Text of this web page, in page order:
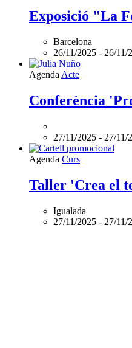
Exposició "La
Barcelona
26/11/2025 - 26/11/
Agenda Acte
Conferència
27/11/2025 - 27/11/
Agenda Curs
Taller 'Crea el
Igualada
27/11/2025 - 27/11/